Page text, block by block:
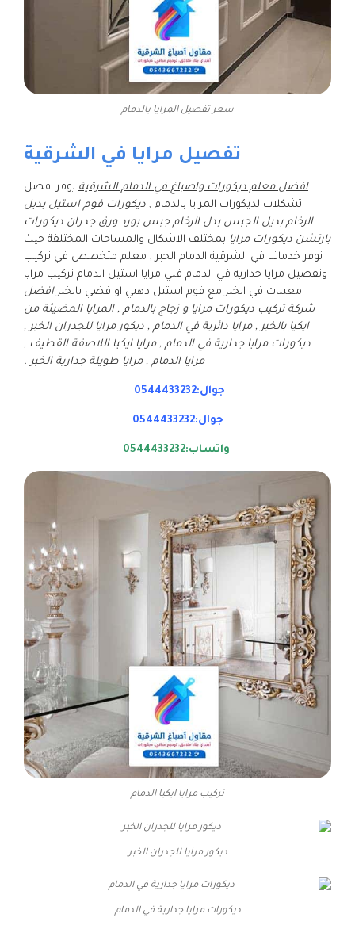
سعر تفصيل المرايا بالدمام
تفصيل مرايا في الشرقية
افضل معلم ديكورات واصباغ في الدمام الشرقية يوفر افضل
تشكلات لديكورات المرايا بالدمام , ديكورات فوم استيل بديل
الرخام بديل الجبس بدل الرخام جبس بورد ورق جدران ديكورات
بارتشن ديكورات مرايا بمختلف الاشكال والمساحات المختلفة حيث
نوفر خدماتنا في الشرقية الدمام الخبر , معلم متخصص في تركيب
وتفصيل مرايا جداريه في الدمام فني مرايا استيل الدمام تركيب مرايا
معينات في الخبر مع فوم استيل ذهبي او فضي بالخبرافضل
شركة تركيب ديكورات مرايا و زجاج بالدمام , المرايا المضيئة من
ايكيا بالخبر , مرايا دائرية في الدمام , ديكور مرايا للجدران الخبر ,
ديكورات مرايا جدارية في الدمام , مرايا ايكيا اللاصقة القطيف ,
مرايا الدمام , مرايا طويلة جدارية الخبر .
جوال:0544433232
جوال:0544433232
واتساب:0544433232
تركيب مرايا ايكيا الدمام
ديكور مرايا للجدران الخبر
ديكورات مرايا جدارية في الدمام